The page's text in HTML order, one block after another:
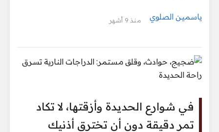
ياسمين الصلوي منذ 9 أشهر
في شوارع الحديدة وأزقتها، لا تكاد
تمر دقيقة دون أن تخترق أذنيك